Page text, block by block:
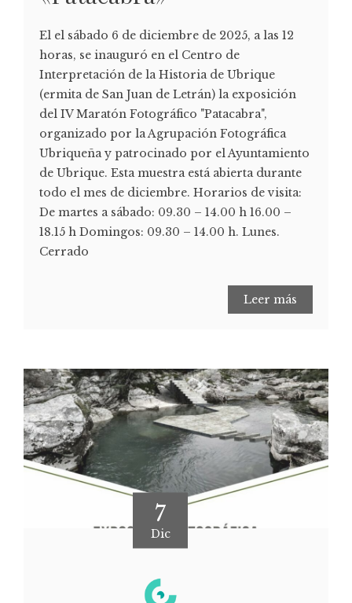
El el sábado 6 de diciembre de 2025, a las 12
horas, se inauguró en el Centro de
Interpretación de la Historia de Ubrique
(ermita de San Juan de Letrán) la exposición
del IV Maratón Fotográfico "Patacabra",
organizado por la Agrupación Fotográfica
Ubriqueña y patrocinado por el Ayuntamiento
de Ubrique. Esta muestra está abierta durante
todo el mes de diciembre. Horarios de visita:
De martes a sábado: 09.30 – 14.00 h 16.00 –
18.15 h Domingos: 09.30 – 14.00 h. Lunes.
Cerrado
Leer más
7
Dic